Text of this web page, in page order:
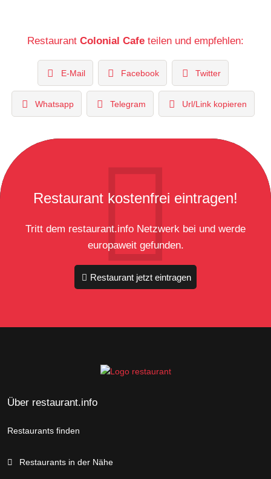
Restaurant Colonial Cafe teilen und empfehlen:
E-Mail Facebook Twitter
Whatsapp Telegram Url/Link kopieren
Restaurant kostenfrei eintragen!
Tritt dem restaurant.info Netzwerk bei und werde
europaweit gefunden.
Restaurant jetzt eintragen
Über restaurant.info
Restaurants finden
Restaurants in der Nähe